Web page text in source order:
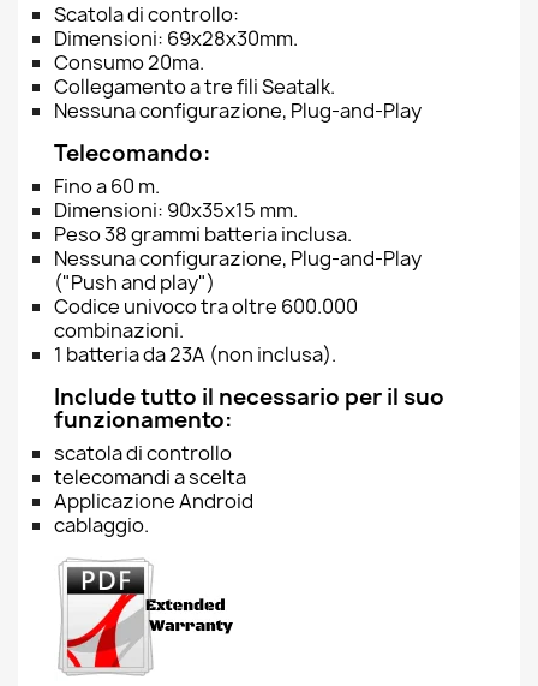
Scatola di controllo:
Dimensioni: 69x28x30mm.
Consumo 20ma.
Collegamento a tre fili Seatalk.
Nessuna configurazione, Plug-and-Play
Telecomando:
Fino a 60 m.
Dimensioni: 90x35x15 mm.
Peso 38 grammi batteria inclusa.
Nessuna configurazione, Plug-and-Play
("Push and play")
Codice univoco tra oltre 600.000
combinazioni.
1 batteria da 23A (non inclusa).
Include tutto il necessario per il suo
funzionamento:
scatola di controllo
telecomandi a scelta
Applicazione Android
cablaggio.